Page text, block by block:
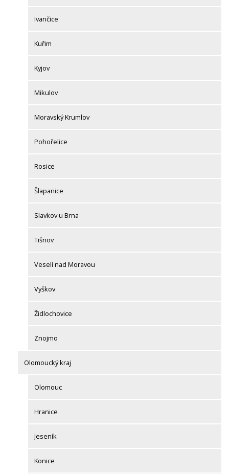
Ivančice
Kuřim
Kyjov
Mikulov
Moravský Krumlov
Pohořelice
Rosice
Šlapanice
Slavkov u Brna
Tišnov
Veselí nad Moravou
Vyškov
Židlochovice
Znojmo
Olomoucký kraj
Olomouc
Hranice
Jeseník
Konice